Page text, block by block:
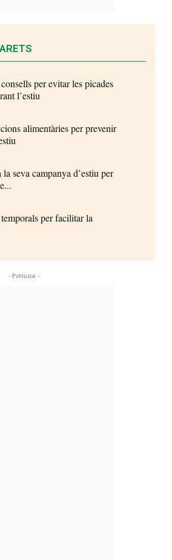
per evitar les picades
l’estiu
alimentàries per prevenir
seva campanya d’estiu per
per facilitar la
- Publicitat -